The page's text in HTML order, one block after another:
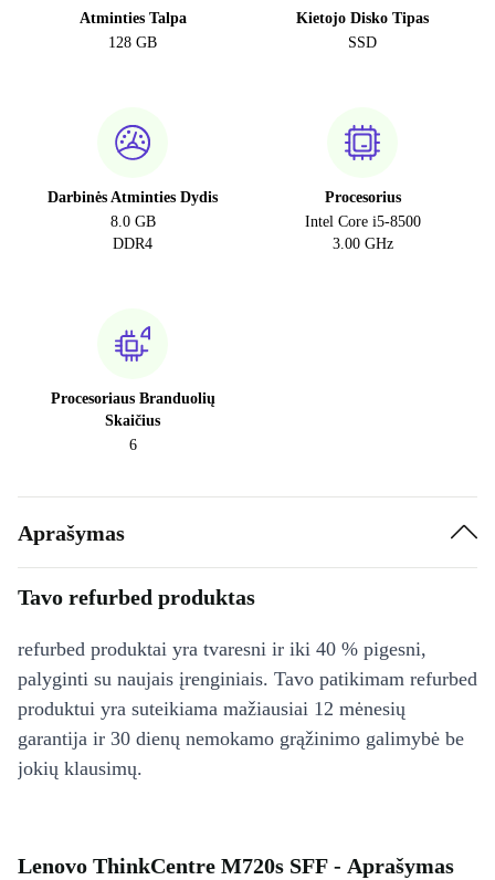
Atminties Talpa
128 GB
Kietojo Disko Tipas
SSD
Darbinės Atminties Dydis
8.0 GB
DDR4
Procesorius
Intel Core i5-8500
3.00 GHz
Procesoriaus Branduolių
Skaičius
6
Aprašymas
Tavo refurbed produktas
refurbed produktai yra tvaresni ir iki 40 % pigesni,
palyginti su naujais įrenginiais. Tavo patikimam refurbed
produktui yra suteikiama mažiausiai 12 mėnesių
garantija ir 30 dienų nemokamo grąžinimo galimybė be
jokių klausimų.
Lenovo ThinkCentre M720s SFF - Aprašymas